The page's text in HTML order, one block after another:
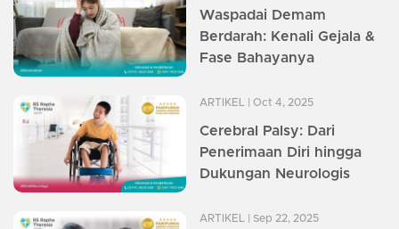
Waspadai Demam
Berdarah: Kenali Gejala &
Fase Bahayanya
ARTIKEL | Oct 4, 2025
Cerebral Palsy: Dari
Penerimaan Diri hingga
Dukungan Neurologis
ARTIKEL | Sep 22, 2025